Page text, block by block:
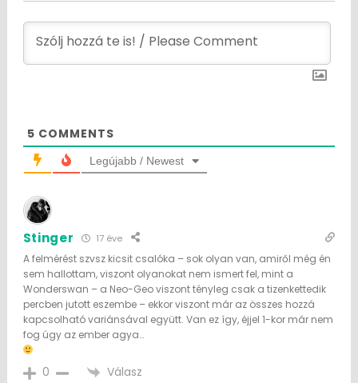
5 COMMENTS
Legújabb / Newest
Stinger 17 éve
A felmérést szvsz kicsit csalóka – sok olyan van, amiről még én
sem hallottam, viszont olyanokat nem ismert fel, mint a
Wonderswan – a Neo-Geo viszont tényleg csak a tizenkettedik
percben jutott eszembe – ekkor viszont már az összes hozzá
kapcsolható variánsával együtt. Van ez így, éjjel 1-kor már nem
fog úgy az ember agya…
0 Válasz